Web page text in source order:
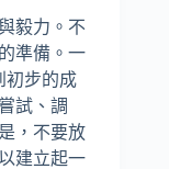
毅力。不
準備。一
初步的成
試、調
，不要放
建立起一